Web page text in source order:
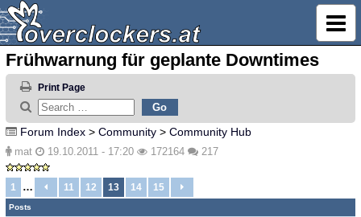
Frühwarnung für geplante Downtimes
Print Page
Forum Index > Community > Community Hub
mat 19.10.2011 - 17:20 172164 217
1 … 11 12 13 14 15
Posts